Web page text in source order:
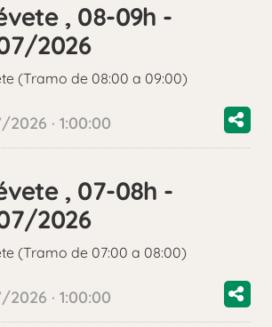
, 08-09h -
2026
(Tramo de 08:00 a 09:00)
· 1:00:00
, 07-08h -
2026
(Tramo de 07:00 a 08:00)
· 1:00:00